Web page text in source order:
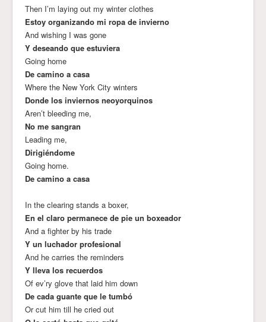
Then I’m laying out my winter clothes
Estoy organizando mi ropa de invierno
And wishing I was gone
Y deseando que estuviera
Going home
De camino a casa
Where the New York City winters
Donde los inviernos neoyorquinos
Aren’t bleeding me,
No me sangran
Leading me,
Dirigiéndome
Going home.
De camino a casa
In the clearing stands a boxer,
En el claro permanece de pie un boxeador
And a fighter by his trade
Y un luchador profesional
And he carries the reminders
Y lleva los recuerdos
Of ev’ry glove that laid him down
De cada guante que le tumbó
Or cut him till he cried out